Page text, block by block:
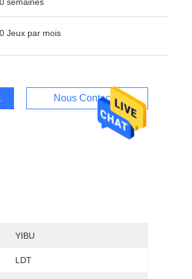
Jeux par mois
Nous Contacter
YIBU
LDT